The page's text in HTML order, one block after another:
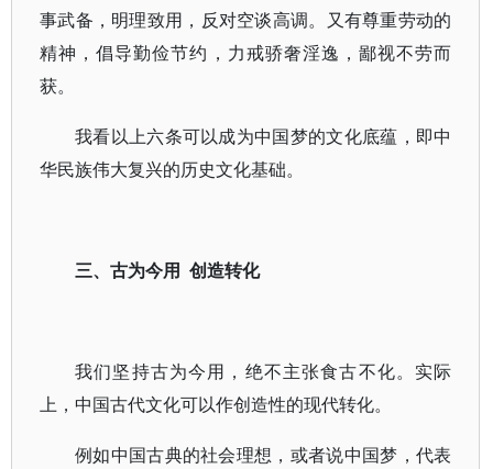
事武备，明理致用，反对空谈高调。又有尊重劳动的
精神，倡导勤俭节约，力戒骄奢淫逸，鄙视不劳而
获。
我看以上六条可以成为中国梦的文化底蕴，即中
华民族伟大复兴的历史文化基础。
三、古为今用 创造转化
我们坚持古为今用，绝不主张食古不化。实际
上，中国古代文化可以作创造性的现代转化。
例如中国古典的社会理想，或者说中国梦，代表